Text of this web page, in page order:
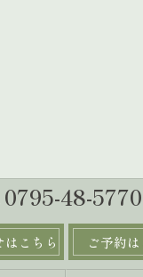
0795-48-5770
こちら ご予約